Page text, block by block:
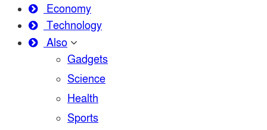
Economy
Technology
Also
Gadgets
Science
Health
Sports